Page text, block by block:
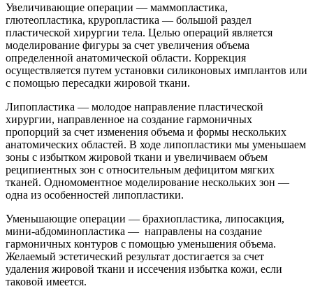
Увеличивающие операции — маммопластика,
глютеопластика, круропластика — большой раздел
пластической хирургии тела. Целью операций является
моделирование фигуры за счет увеличения объема
определенной анатомической области. Коррекция
осуществляется путем установки силиконовых имплантов или
с помощью пересадки жировой ткани.
Липопластика — молодое направление пластической
хирургии, направленное на создание гармоничных
пропорций за счет изменения объема и формы нескольких
анатомических областей. В ходе липопластики мы уменьшаем
зоны с избытком жировой ткани и увеличиваем объем
реципиентных зон с относительным дефицитом мягких
тканей. Одномоментное моделирование нескольких зон —
одна из особенностей липопластики.
Уменьшающие операции — брахиопластика, липосакция,
мини-абдоминопластика — направлены на создание
гармоничных контуров с помощью уменьшения объема.
Желаемый эстетический результат достигается за счет
удаления жировой ткани и иссечения избытка кожи, если
таковой имеется.